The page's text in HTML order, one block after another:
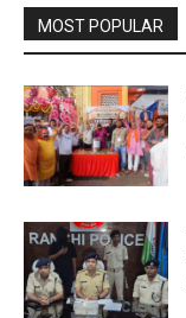
MOST POPULAR